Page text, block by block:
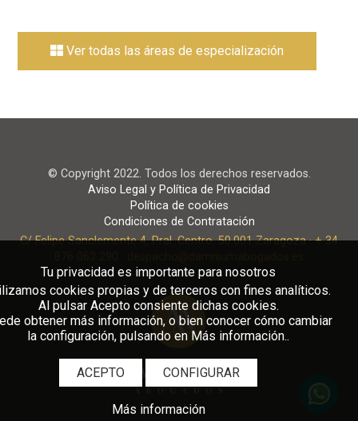
Ver todas las áreas de especialización
© Copyright 2022. Todos los derechos reservados.
Aviso Legal y Política de Privacidad
Política de cookies
Condiciones de Contratación
C/ Felipe Sanclemente 4, Pral. Centro. 50.001 Zaragoza · + 34
Tu privacidad es importante para nosotros
cookies propias y de terceros con fines analíticos.
Al pulsar Acepto consiente dichas cookies.
obtener más información, o bien conocer cómo cambiar
la configuración, pulsando en Más información..
ACEPTO CONFIGURAR
Más información